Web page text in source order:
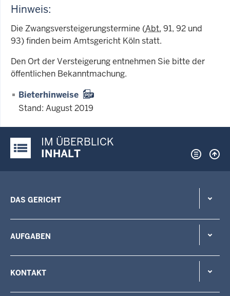
Hinweis:
Die Zwangsversteigerungstermine (Abt. 91, 92 und
93) finden beim Amtsgericht Köln statt.
Den Ort der Versteigerung entnehmen Sie bitte der
öffentlichen Bekanntmachung.
Bieterhinweise
Stand: August 2019
Justiz-Portal im Überblick:
IM ÜBERBLICK
INHALT
DAS GERICHT
AUFGABEN
KONTAKT